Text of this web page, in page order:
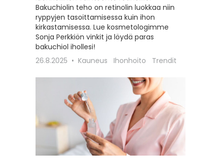
Bakuchiolin teho on retinolin luokkaa niin
ryppyjen tasoittamisessa kuin ihon
kirkastamisessa. Lue kosmetologimme
Sonja Perkkiön vinkit ja löydä paras
bakuchiol ihollesi!
26.8.2025
Kauneus Ihonhoito Trendit